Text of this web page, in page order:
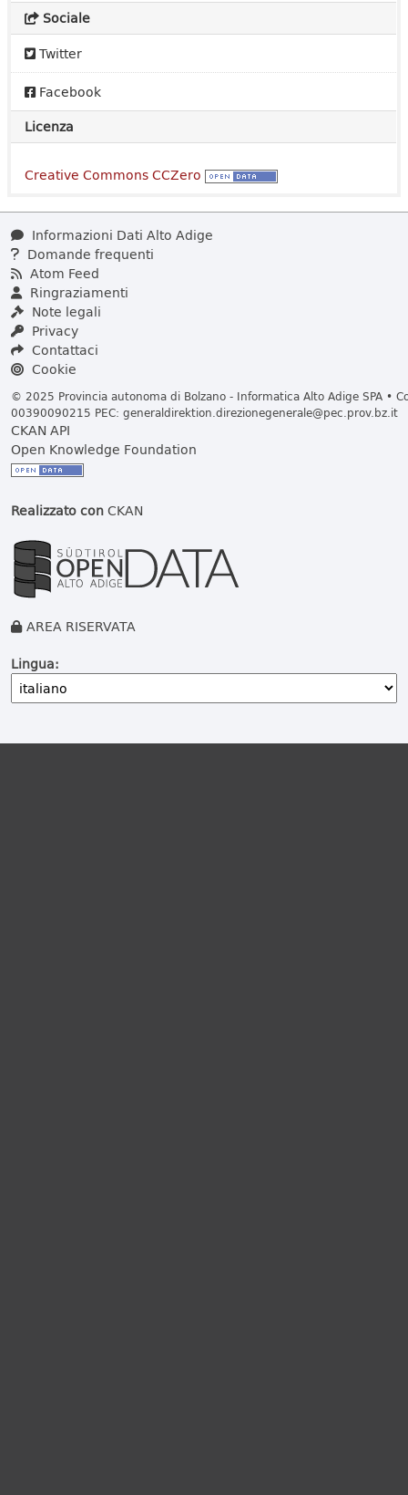
Sociale
Twitter
Facebook
Licenza
Creative Commons CCZero
Informazioni Dati Alto Adige
Domande frequenti
Atom Feed
Ringraziamenti
Note legali
Privacy
Contattaci
Cookie
© 2025 Provincia autonoma di Bolzano - Informatica Alto Adige SPA •
00390090215 PEC: generaldirektion.direzionegenerale@pec.prov.bz.it
CKAN API
Open Knowledge Foundation
Realizzato conCKAN
AREA RISERVATA
Lingua